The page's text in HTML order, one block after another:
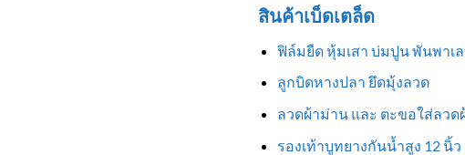
สินค้าเบ็ดเตล็ด
ฟิล์มยืด หุ้มเสา บ่มปูน พันพาเ
ลูกบิดหางปลา ยึดมุ้งลวด
ลวดผ้าม่าน และ ตะขอใส่ลวด
รองเท้าบูทยางกันน้ำสูง 12 นิ้ว